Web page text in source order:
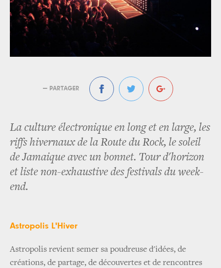
— PARTAGER
La culture électronique en long et en large, les
riffs hivernaux de la Route du Rock, le soleil
de Jamaique avec un bonnet. Tour d'horizon
et liste non-exhaustive des festivals du week-
end.
Astropolis L'Hiver
Astropolis revient semer sa poudreuse d'idées, de
créations, de partage, de découvertes et de rencontres